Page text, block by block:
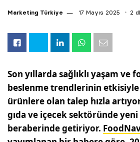
Marketing Türkiye 17 Mayıs 2025 2
Son yıllarda sağlıklı yaşam ve
beslenme trendlerinin
ürünlere olan talep hızla
gıda ve içecek sektöründe
beraberinde getiriyor.